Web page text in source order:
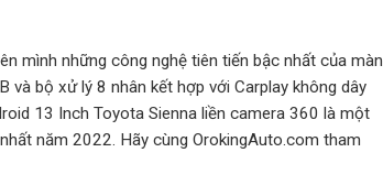
mình những công nghệ tiên tiến bậc nhất của màn
và bộ xử lý 8 nhân kết hợp với Carplay không dây
13 Inch Toyota Sienna liền camera 360 là một
năm 2022. Hãy cùng OrokingAuto.com tham